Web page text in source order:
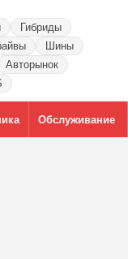
Гибриды
Шины
Авторынок
Обслуживание